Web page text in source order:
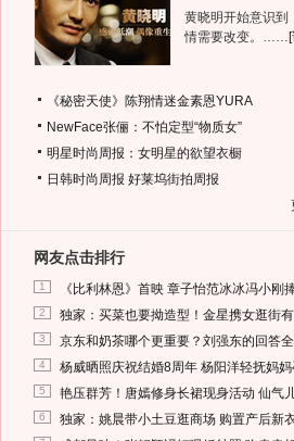
黄晓明开始意识到
情需要改变。……
《秘密天使》陈翔情迷金素恩YURA
NewFace张俪：不怕定型“物质女”
明星时尚周报：女明星的欲望衣橱
日韩时尚周报 好莱坞街拍周报
网友点击排行
1 《比利林恩》首映 章子怡范冰冰冯小刚
2 独家：买菜也要拗造型！金星携女逛街
3 京东和奶茶哪个更重要？刘强东的回答全
4 杨威晒照庆祝结婚8周年 杨阳洋轻抚妈
5 艳压群芳！唐嫣修身长裙现身活动 仙气
6 独家：姚晨带小土豆逛商场 购置产后新